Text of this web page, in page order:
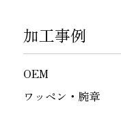
加工事例
OEM
ワッペン・腕章